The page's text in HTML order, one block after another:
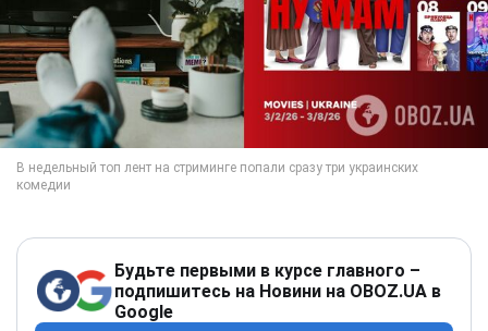
Будьте первыми в курсе главного –
подпишитесь на Новини на OBOZ.UA в
Google